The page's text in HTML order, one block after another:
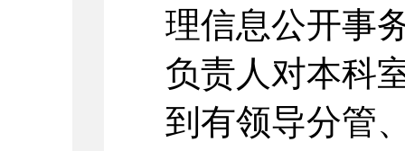
理信息公开事
负责人对本科
到有领导分管